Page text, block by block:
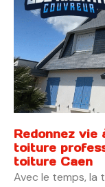
Redonnez
toiture
toiture Caen
Avec le temps, la